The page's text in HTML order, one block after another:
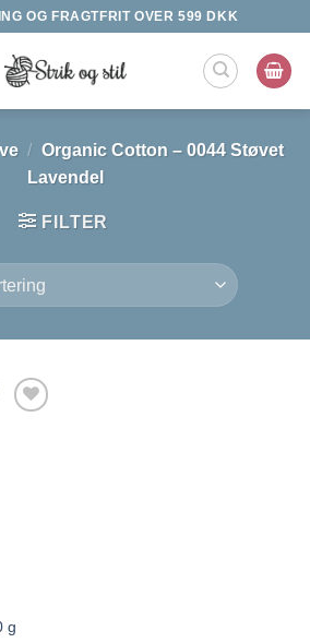
OG FRAGTFRIT OVER 599 DKK
/ Organic Cotton – 0044 Støvet
Lavendel
FILTER
g